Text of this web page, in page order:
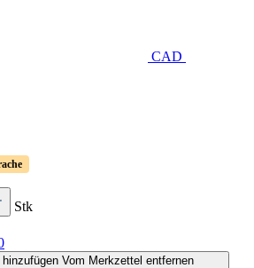
CAD
Stk
Vom Merkzettel entfernen